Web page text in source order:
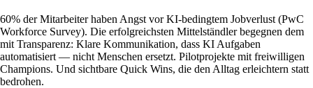
60% der Mitarbeiter haben Angst vor KI-bedingtem Jobverlust (PwC
Workforce Survey). Die erfolgreichsten Mittelständler begegnen dem
mit Transparenz: Klare Kommunikation, dass KI Aufgaben
automatisiert — nicht Menschen ersetzt. Pilotprojekte mit freiwilligen
Champions. Und sichtbare Quick Wins, die den Alltag erleichtern statt
bedrohen.